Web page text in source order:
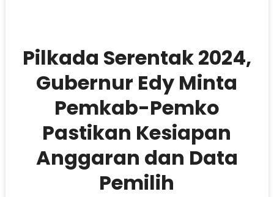
Pilkada Serentak 2024,
Gubernur Edy Minta
Pemkab-Pemko
Pastikan Kesiapan
Anggaran dan Data
Pemilih